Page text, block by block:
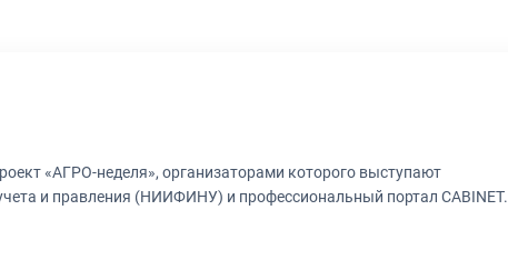
«АГРО-неделя», организаторами которого выступают
и правления (НИИФИНУ) и профессиональный портал CABINET.